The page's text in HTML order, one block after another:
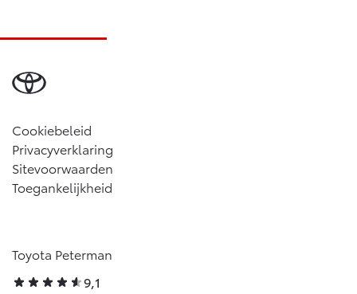
Cookiebeleid
Privacyverklaring
Sitevoorwaarden
Toegankelijkheid
Toyota Peterman
9,1